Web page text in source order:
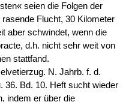
seien die Folgen der
Flucht, 30 Kilometer
aber schwindet, wenn die
d.h. nicht sehr weit von
stattfand.
N. Jahrb. f. d.
36. Bd. 10. Heft sucht wieder
indem er über die